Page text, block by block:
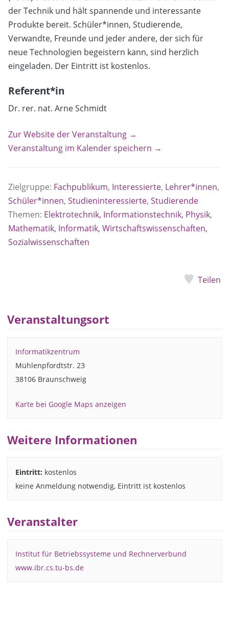
der Technik und hält spannende und interessante
Produkte bereit. Schüler*innen, Studierende,
Verwandte, Freunde und jeder andere, der sich für
neue Technologien begeistern kann, sind herzlich
eingeladen. Der Eintritt ist kostenlos.
Referent*in
Dr. rer. nat. Arne Schmidt
Zur Website der Veranstaltung →
Veranstaltung im Kalender speichern →
Zielgruppe: Fachpublikum, Interessierte, Lehrer*innen,
Schüler*innen, Studieninteressierte, Studierende
Themen: Elektrotechnik, Informationstechnik, Physik,
Mathematik, Informatik, Wirtschaftswissenschaften,
Sozialwissenschaften
Teilen
Veranstaltungsort
Informatikzentrum
Mühlenpfordtstr. 23
38106 Braunschweig
Karte bei Google Maps anzeigen
Weitere Informationen
Eintritt: kostenlos
keine Anmeldung notwendig, Eintritt ist kostenlos
Veranstalter
Institut für Betriebssysteme und Rechnerverbund
www.ibr.cs.tu-bs.de